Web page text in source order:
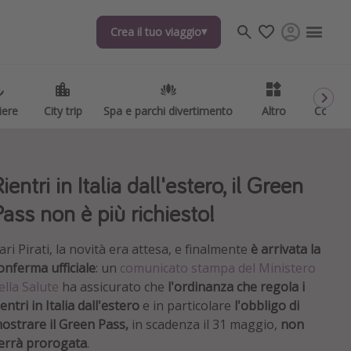
Crea il tuo viaggio
City trip Spa e parchi divertimento Altro Codici
Crea il tuo viaggio
City trip Spa e parchi divertimento Altro Codici
in Italia dall'estero, il Green
non è più richiesto!
Pirati, la novità era attesa, e finalmente è arrivata la
ufficiale: un comunicato stampa del Ministero
Salute ha assicurato che l'ordinanza che regola i
in Italia dall'estero e in particolare l'obbligo di
il Green Pass, in scadenza il 31 maggio, non
prorogata.